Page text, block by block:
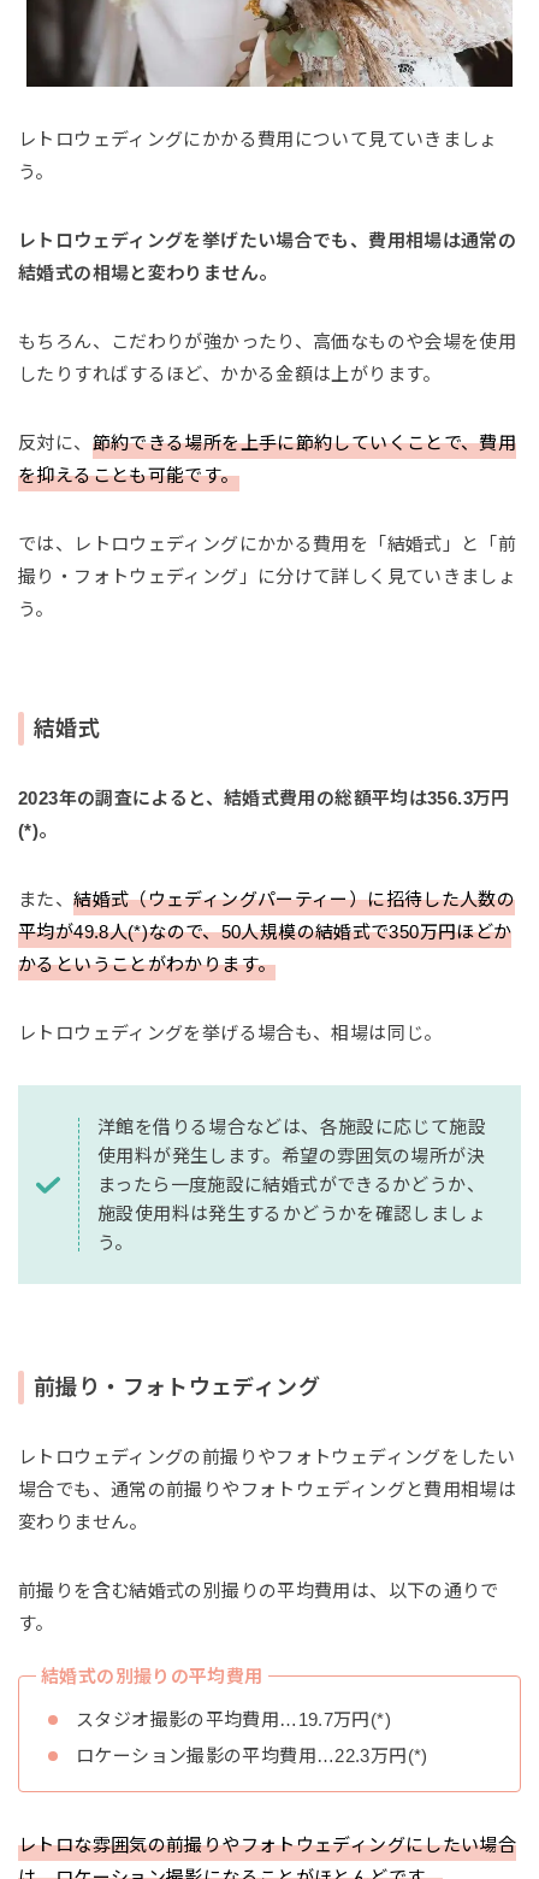
レトロウェディングにかかる費用について見ていきましょ
う。
レトロウェディングを挙げたい場合でも、費用相場は通常の
結婚式の相場と変わりません。
もちろん、こだわりが強かったり、高価なものや会場を使用
したりすればするほど、かかる金額は上がります。
反対に、 節約できる場所を上手に節約していくことで、費用
を抑えることも可能です。
では、レトロウェディングにかかる費用を「結婚式」と「前
撮り・フォトウェディング」に分けて詳しく見ていきましょ
う。
結婚式
2023年の調査によると、結婚式費用の総額平均は356.3万円
(*)。
また、結婚式（ウェディングパーティー）に招待した人数の
平均が49.8人(*)なので、50人規模の結婚式で350万円ほどか
かるということがわかります。
レトロウェディングを挙げる場合も、相場は同じ。
洋館を借りる場合などは、各施設に応じて施設
使用料が発生します。希望の雰囲気の場所が決
まったら一度施設に結婚式ができるかどうか、
施設使用料は発生するかどうかを確認しましょ
う。
前撮り・フォトウェディング
レトロウェディングの前撮りやフォトウェディングをしたい
場合でも、通常の前撮りやフォトウェディングと費用相場は
変わりません。
前撮りを含む結婚式の別撮りの平均費用は、以下の通りで
す。
結婚式の別撮りの平均費用
スタジオ撮影の平均費用…19.7万円(*)
ロケーション撮影の平均費用…22.3万円(*)
レトロな雰囲気の前撮りやフォトウェディングにしたい場合